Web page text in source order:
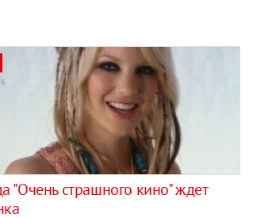
"Очень страшного кино" ждет